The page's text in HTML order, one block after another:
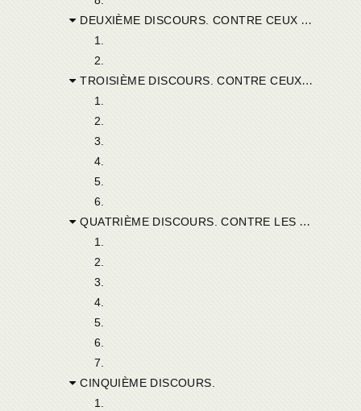
DEUXIÈME DISCOURS. CONTRE CEUX QUI OBSERVENT LE JEUNE DES JUIFS ET CONTRE LES JUIFS EUX-MÊMES.
1.
2.
TROISIÈME DISCOURS. CONTRE CEUX QUI JEUNENT A LA PREMIÈRE PAQUE.
1.
2.
3.
4.
5.
6.
QUATRIÈME DISCOURS. CONTRE LES JUIFS, LEURS TROMPETTES, LEUR PAQUE. PRONONCÉ A ANTIOCHE, DANS LA GRANDE ÉGLISE.
1.
2.
3.
4.
5.
6.
7.
CINQUIÈME DISCOURS.
1.